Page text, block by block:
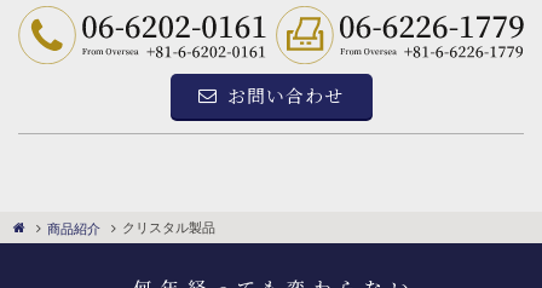
商品紹介 クリスタル製品
お問い合わせ